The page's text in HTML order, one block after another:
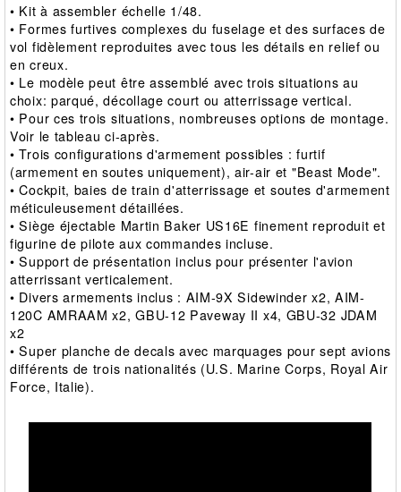
• Kit à assembler échelle 1/48.
• Formes furtives complexes du fuselage et des surfaces de
vol fidèlement reproduites avec tous les détails en relief ou
en creux.
• Le modèle peut être assemblé avec trois situations au
choix: parqué, décollage court ou atterrissage vertical.
• Pour ces trois situations, nombreuses options de montage.
Voir le tableau ci-après.
• Trois configurations d'armement possibles : furtif
(armement en soutes uniquement), air-air et "Beast Mode".
• Cockpit, baies de train d'atterrissage et soutes d'armement
méticuleusement détaillées.
• Siège éjectable Martin Baker US16E finement reproduit et
figurine de pilote aux commandes incluse.
• Support de présentation inclus pour présenter l'avion
atterrissant verticalement.
• Divers armements inclus : AIM-9X Sidewinder x2, AIM-
120C AMRAAM x2, GBU-12 Paveway II x4, GBU-32 JDAM
x2
• Super planche de decals avec marquages pour sept avions
différents de trois nationalités (U.S. Marine Corps, Royal Air
Force, Italie).